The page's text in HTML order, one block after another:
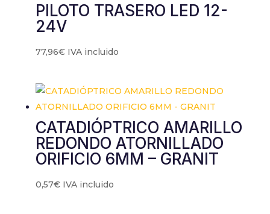
PILOTO TRASERO LED 12-
24V
77,96€ IVA incluido
CATADIÓPTRICO AMARILLO
REDONDO ATORNILLADO
ORIFICIO 6MM – GRANIT
0,57€ IVA incluido